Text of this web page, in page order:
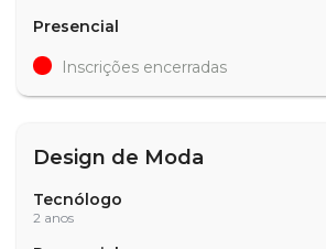
Presencial
Inscrições encerradas
Design de Moda
Tecnólogo
2 anos